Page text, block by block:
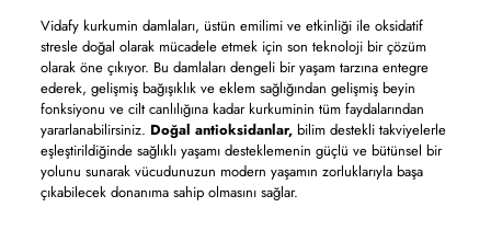
Vidafy kurkumin damlaları, üstün emilimi ve etkinliği ile oksidatif
stresle doğal olarak mücadele etmek için son teknoloji bir çözüm
olarak öne çıkıyor. Bu damlaları dengeli bir yaşam tarzına entegre
ederek, gelişmiş bağışıklık ve eklem sağlığından gelişmiş beyin
fonksiyonu ve cilt canlılığına kadar kurkuminin tüm faydalarından
yararlanabilirsiniz. Doğal antioksidanlar,bilim destekli takviyelerle
eşleştirildiğinde sağlıklı yaşamı desteklemenin güçlü ve bütünsel bir
yolunu sunarak vücudunuzun modern yaşamın zorluklarıyla başa
çıkabilecek donanıma sahip olmasını sağlar.